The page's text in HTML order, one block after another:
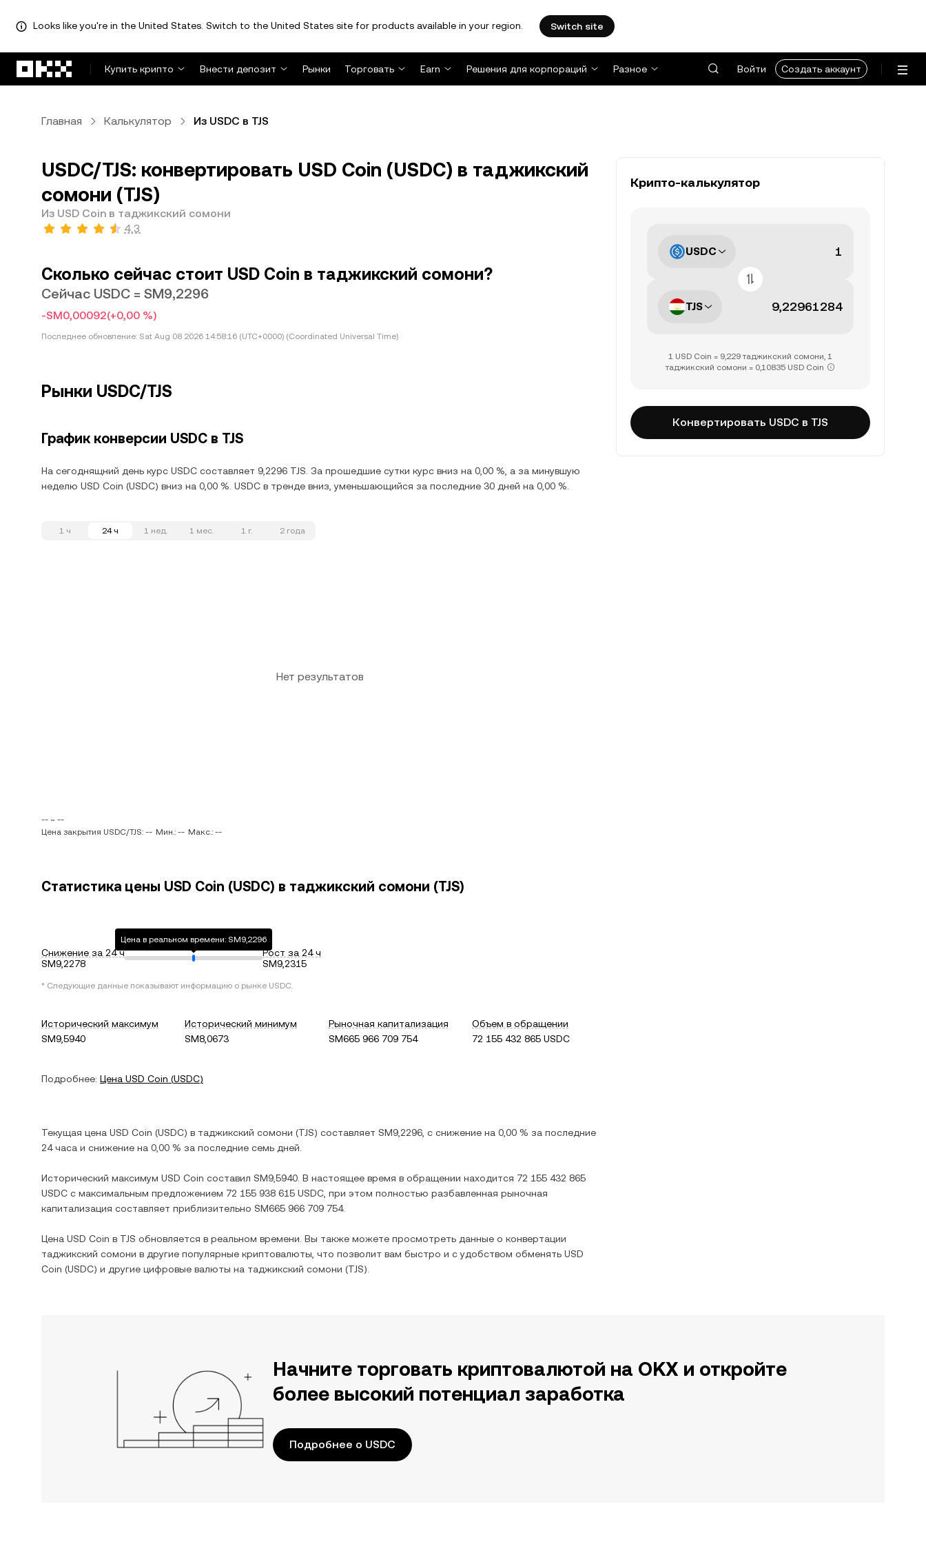
Looks like you're in the United States. Switch to the United States site for products available in your region. Switch site
Купить крипто
Внести депозит Рынки Торговать Earn Решения для корпораций Разное Войти Создать аккаунт
Главная Калькулятор Из USDC в TJS
USDC/TJS: конвертировать USD Coin (USDC) в таджикский
сомони (TJS)
Из USD Coin в таджикский сомони
4,3
Сколько сейчас стоит USD Coin в таджикский сомони?
Сейчас USDC = SM9,2296
-SM0,00092(+0,00 %)
Последнее обновление: Sat Aug 08 2026 14:58:16 (UTC+0000) (Coordinated Universal Time)
Рынки USDC/TJS
График конверсии USDC в TJS
На сегоднящний день курс USDC составляет 9,2296 TJS. За прошедшие сутки курс вниз на 0,00 %, а за минувшую
неделю USD Coin (USDC) вниз на 0,00 %. USDC в тренде вниз, уменьшающийся за последние 30 дней на 0,00 %.
1 ч 24 ч 1 нед. 1 мес. 1 г. 2 года
Нет результатов
-- ~ --
Цена закрытия USDC/TJS: -- Мин.: -- Макс.: --
Статистика цены USD Coin (USDC) в таджикский сомони (TJS)
Снижение за 24 ч
SM9,2278
Цена в реальном времени: SM9,2296
Рост за 24 ч
SM9,2315
* Следующие данные показывают информацию о рынке USDC.
Исторический максимум
SM9,5940
Исторический минимум
SM8,0673
Рыночная капитализация
SM665 966 709 754
Объем в обращении
72 155 432 865 USDC
Подробнее: Цена USD Coin (USDC)
Текущая цена USD Coin (USDC) в таджикский сомони (TJS) составляет SM9,2296 , c снижение на 0,00 % за последние
24 часа и снижение на 0,00 % за последние семь дней.
Исторический максимум USD Coin составил SM9,5940 . В настоящее время в обращении находится 72 155 432 865
USDC с максимальным предложением 72 155 938 615 USDC , при этом полностью разбавленная рыночная
капитализация составляет приблизительно SM665 966 709 754.
Цена USD Coin в TJS обновляется в реальном времени. Вы также можете просмотреть данные о конвертации
таджикский сомони в другие популярные криптовалюты, что позволит вам быстро и с удобством обменять USD
Coin (USDC) и другие цифровые валюты на таджикский сомони (TJS).
Крипто-калькулятор
USDC
TJS
1 USD Coin = 9,229 таджикский сомони, 1
таджикский сомони = 0,10835 USD Coin
Конвертировать USDC в TJS
Начните торговать криптовалютой на OKX и откройте
более высокий потенциал заработка
Подробнее о USDC